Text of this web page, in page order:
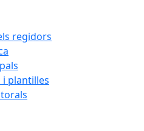
regidors
i plantilles